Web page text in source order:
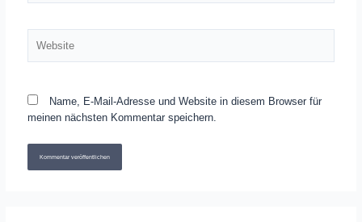
Name, E-Mail-Adresse und Website in diesem Browser für
meinen nächsten Kommentar speichern.